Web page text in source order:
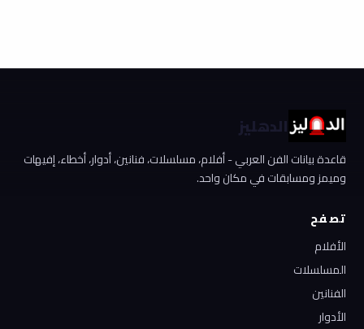
الدهليز
قاعدة بيانات الفن العربي - أفلام، مسلسلات، فنانين، أدوار، أخطاء، إفيهات
وميمز ومسابقات في مكان واحد.
تصفح
الأفلام
المسلسلات
الفنانين
الأدوار